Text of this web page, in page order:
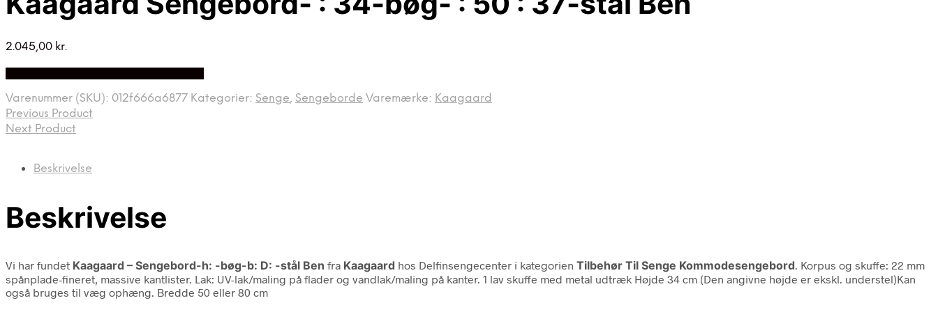
2.045,00 kr.
Varenummer (SKU): 012f666a6877 Kategorier: Senge, Sengeborde Varemærke: Kaagaard
Previous Product
Next Product
Beskrivelse
Beskrivelse
Vi har fundet Kaagaard – Sengebord-h: -bøg-b: D: -stål Ben fra Kaagaard hos Delfinsengecenter i kategorien Tilbehør Til Senge Kommodesengebord . Korpus og skuffe: 22 mm
spånplade-fineret, massive kantlister. Lak: UV-lak/maling på flader og vandlak/maling på kanter. 1 lav skuffe med metal udtræk Højde 34 cm (Den angivne højde er ekskl. understel)Kan
også bruges til væg ophæng. Bredde 50 eller 80 cm